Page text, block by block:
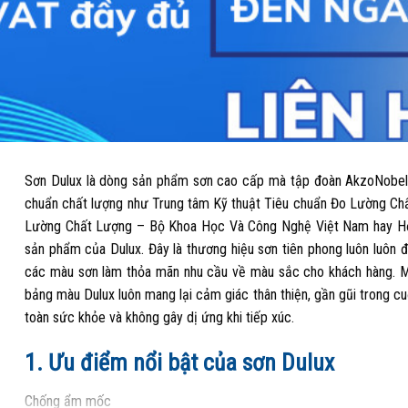
Sơn Dulux là dòng sản phẩm sơn cao cấp mà tập đoàn
chuẩn chất lượng như Trung tâm Kỹ thuật Tiêu chuẩn Đo Lường
Lường Chất Lượng – Bộ Khoa Học Và Công Nghệ Việt Nam hay
sản phẩm của Dulux. Đây là thương hiệu sơn tiên phong luôn
các màu sơn làm thỏa mãn nhu cầu về màu sắc cho khách
bảng màu Dulux luôn mang lại cảm giác thân thiện, gần gũi trong
toàn sức khỏe và không gây dị ứng khi tiếp xúc.
1. Ưu điểm nổi bật của sơn Dulux
Chống ẩm mốc